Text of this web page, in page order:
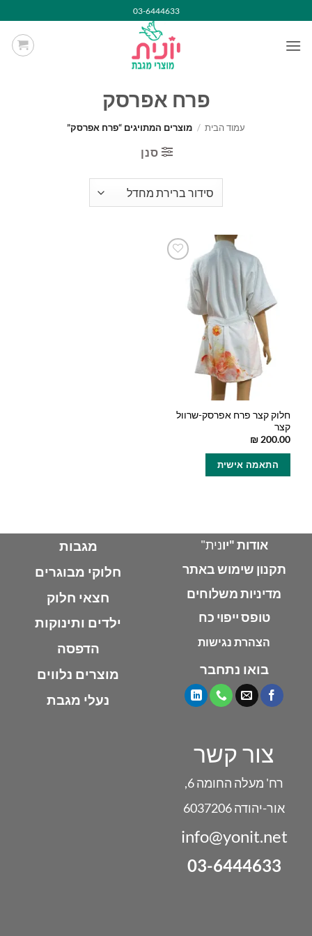
to
content
03-6444633
פרח אפרסק
עמוד הבית / מוצרים המתויגים “פרח אפרסק”
סנן
חלוק קצר פרח אפרסק-שרוול
קצר
₪200.00
התאמה אישית
האפשרויות
המוצר
אודות "יונית"
תקנון שימוש באתר
מדיניות משלוחים
טופס ייפוי כח
הצהרת נגישות
בואו נתחבר
מגבות
חלוקי מבוגרים
חצאי חלוק
ילדים ותינוקות
הדפסה
מוצרים נלווים
נעלי מגבת
צור קשר
רח' מעלה החומה 6,
אור-יהודה 6037206
info@yonit.net
03-6444633